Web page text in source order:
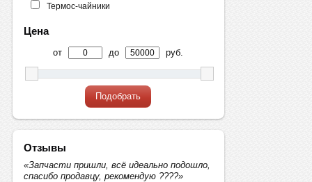
Термос-чайники
Цена
от до руб.
Подобрать
Отзывы
«Запчасти пришли, всё идеально подошло,
спасибо продавцу, рекомендую ????»